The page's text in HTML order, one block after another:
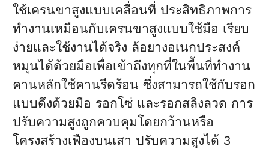
ใช้เครนขาสูงแบบเคลื่อนที่ ประสิทธิภาพการ
ทำงานเหมือนกับเครนขาสูงแบบใช้มือ เรียบ
ง่ายและใช้งานได้จริง ล้อยางอเนกประสงค์
หมุนได้ด้วยมือเพื่อเข้าถึงทุกที่ในพื้นที่ทำงาน
คานหลักใช้คานรีดร้อน ซึ่งสามารถใช้กับรอก
แบบดึงด้วยมือ รอกโซ่ และรอกสลิงลวด การ
ปรับความสูงถูกควบคุมโดยกว้านหรือ
โครงสร้างเฟืองบนเสา ปรับความสูงได้ 3